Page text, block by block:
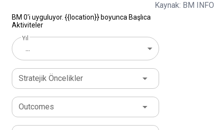
Kaynak: BM INFO
BM 0'i uyguluyor. {{location}} boyunca Başlıca
Aktiviteler
Yıl
...
Stratejik Öncelikler
Outcomes